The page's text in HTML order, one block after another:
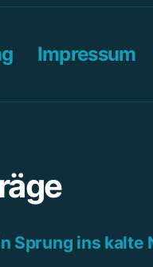
Impressum
Sprung ins kalte